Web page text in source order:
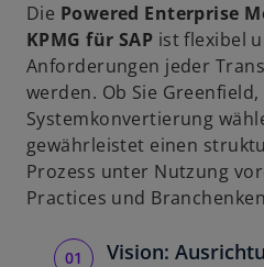
Die Powered Enterprise
KPMG für SAP ist flexibel
Anforderungen jeder
werden. Ob Sie
Systemkonvertierung
gewährleistet einen
Prozess unter Nutzung
Practices und
Vision: